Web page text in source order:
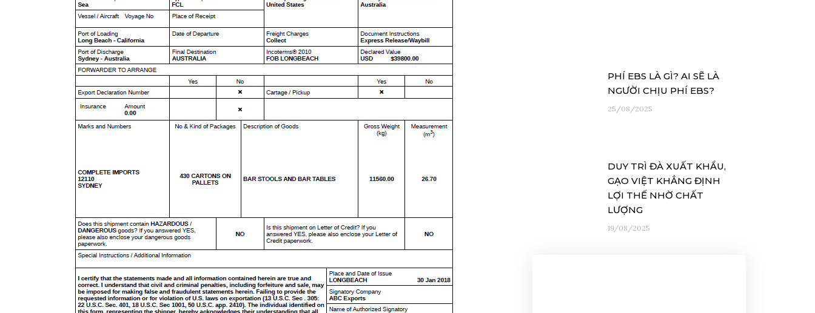
PHÍ EBS LÀ GÌ? AI SẼ LÀ
NGƯỜI CHỊU PHÍ EBS?
25/08/2025
DUY TRÌ ĐÀ XUẤT KHẨU,
GẠO VIỆT KHẲNG ĐỊNH
LỢI THẾ NHỜ CHẤT
LƯỢNG
19/08/2025